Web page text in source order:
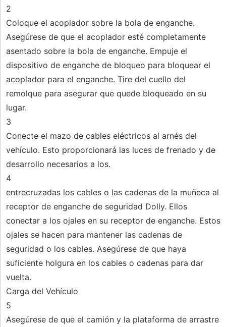
2
Coloque el acoplador sobre la bola de enganche.
Asegúrese de que el acoplador esté completamente
asentado sobre la bola de enganche. Empuje el
dispositivo de enganche de bloqueo para bloquear el
acoplador para el enganche. Tire del cuello del
remolque para asegurar que quede bloqueado en su
lugar.
3
Conecte el mazo de cables eléctricos al arnés del
vehículo. Esto proporcionará las luces de frenado y de
desarrollo necesarios a los.
4
entrecruzadas los cables o las cadenas de la muñeca al
receptor de enganche de seguridad Dolly. Ellos
conectar a los ojales en su receptor de enganche. Estos
ojales se hacen para mantener las cadenas de
seguridad o los cables. Asegúrese de que haya
suficiente holgura en los cables o cadenas para dar
vuelta.
Carga del Vehículo
5
Asegúrese de que el camión y la plataforma de arrastre